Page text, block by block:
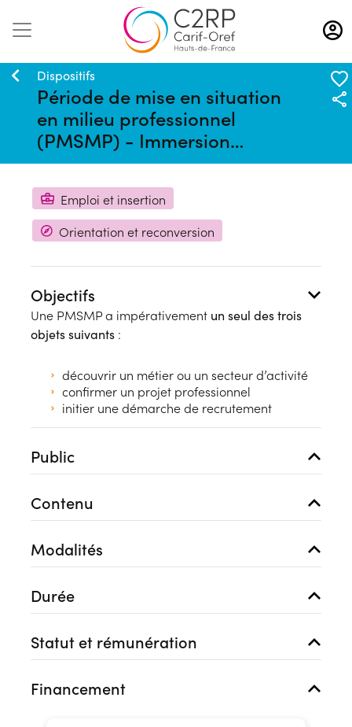
Aller
au
contenu
Dispositifs
Période de mise en situation
en milieu professionnel
(PMSMP) - Immersion
Professionnelle
Emploi et insertion
Orientation et reconversion
Objectifs
Une PMSMP a impérativement un seul des trois
objets suivants :
découvrir un métier ou un secteur d’activité
confirmer un projet professionnel
initier une démarche de recrutement
Public
Contenu
Modalités
Durée
Statut et rémunération
Financement